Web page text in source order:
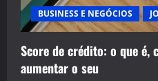
BUSINESS E NEGÓCIOS
Score de crédito: o que é,
aumentar o seu